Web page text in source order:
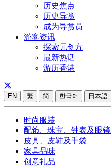
历史焦点
历史导赏
成为导赏员
游客资讯
探索元创方
最新热话
游历香港
EN 繁 简 한국어 日本語
时尚服装
配饰、珠宝、钟表及眼镜
皮具、皮鞋及手袋
家具品味
创意礼品